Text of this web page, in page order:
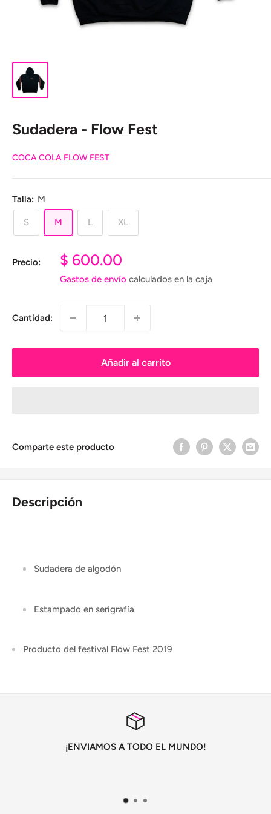
Sudadera - Flow Fest
COCA COLA FLOW FEST
Talla: M
S M L XL
Precio:
Precio
de
$ 600.00
Gastos de envío calculados en la caja
Cantidad:
Añadir al carrito
Comparte este producto
Descripción
Sudadera de algodón
Estampado en serigrafía
Producto del festival Flow Fest 2019
¡ENVIAMOS A TODO EL MUNDO!